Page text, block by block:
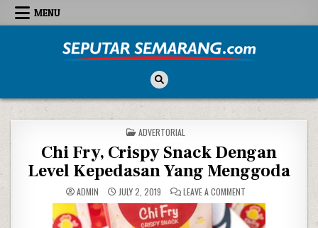
Skip to content
MENU
POSTED IN
ADVERTORIAL
Chi Fry, Crispy Snack Dengan
Level Kepedasan Yang Menggoda
ADMIN JULY 2, 2019 LEAVE A COMMENTON CHI FRY, CRISPY